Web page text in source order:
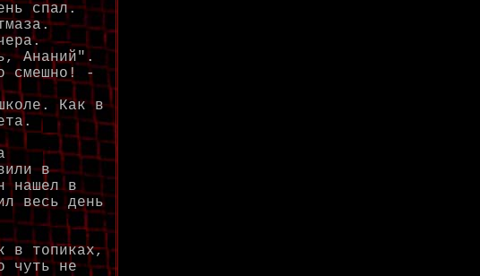
спал.
Ананий".
смешно! -
Как в
в
нашел в
весь день
в топиках,
чуть не